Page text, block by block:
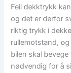
Feil dekktrykk
og det er derfor
riktig trykk i
rullemotstand,
bilen skal
nødvendig for å